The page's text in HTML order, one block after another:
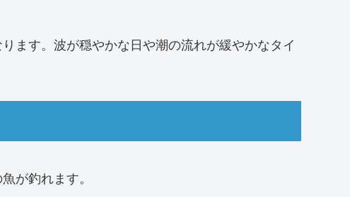
ます。波が穏やかな日や潮の流れが緩やかなタイ
が釣れます。